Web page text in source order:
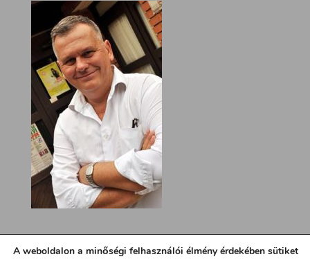
A weboldalon a minőségi felhasználói élmény érdekében sütiket